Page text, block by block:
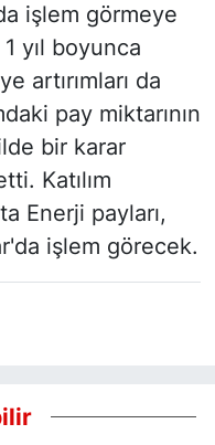
işlem görmeye
yıl boyunca
artırımları da
pay miktarının
bir karar
Katılım
Enerji payları,
işlem görecek.